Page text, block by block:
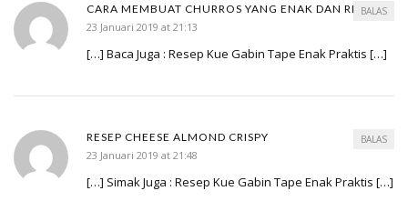
CARA MEMBUAT CHURROS YANG ENAK DAN RENYAH
23 Januari 2019 at 21:13
[…] Baca Juga : Resep Kue Gabin Tape Enak Praktis […]
BALAS
RESEP CHEESE ALMOND CRISPY
23 Januari 2019 at 21:48
[…] Simak Juga : Resep Kue Gabin Tape Enak Praktis […]
BALAS